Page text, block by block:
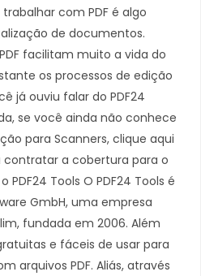
com PDF é algo
de documentos.
facilitam muito a vida do
os processos de edição
já ouviu falar do PDF24
se você ainda não conhece
para Scanners, clique aqui
contratar a cobertura para o
Tools O PDF24 Tools é
GmbH, uma empresa
fundada em 2006. Além
e fáceis de usar para
arquivos PDF. Aliás, através